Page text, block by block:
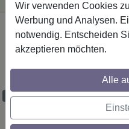
Günstige Versandkosten
Startseite
RR/IL-Stilg. 16 mm
cm Edelst.-O.
Maßzuschnitt möglich
Wir verwenden Cookies
Werbung und Analysen.
notwendig. Entscheiden
akzeptieren möchten.
Alle